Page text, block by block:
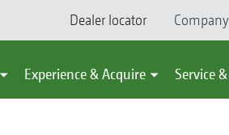
Dealer locator Company
Experience & Acquire Service